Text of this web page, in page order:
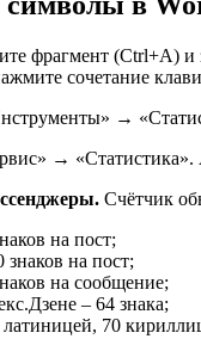
фрагмент (Ctrl+A) и
сочетание
→
→ «Статистика».
Счётчик
на пост;
на пост;
на сообщение;
– 64 знака;
латиницей, 70